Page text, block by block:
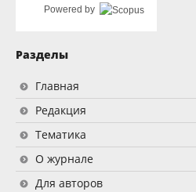
Powered by
Разделы
Главная
Редакция
Тематика
О журнале
Для авторов